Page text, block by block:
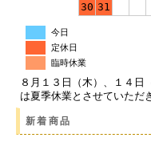
30 31
今日
定休日
臨時休業
８月１３日（木）、１４日
は夏季休業とさせていただ
新着商品